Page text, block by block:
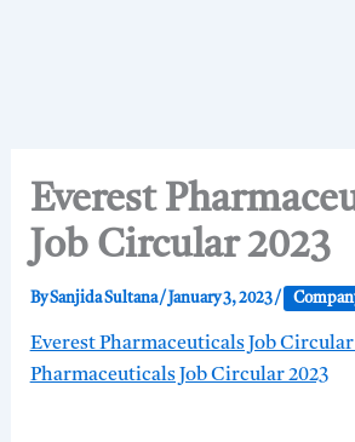
Everest
Job Circular 2023
BySanjida Sultana/ January 3, 2023/
Everest Pharmaceuticals Job Circular
Pharmaceuticals Job Circular 2023